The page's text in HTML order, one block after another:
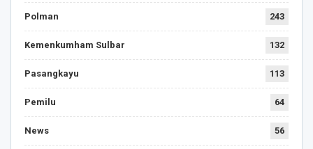
Polman 243
Kemenkumham Sulbar 132
Pasangkayu 113
Pemilu 64
News 56